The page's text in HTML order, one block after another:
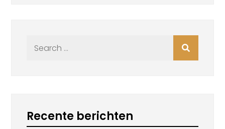
Recente berichten